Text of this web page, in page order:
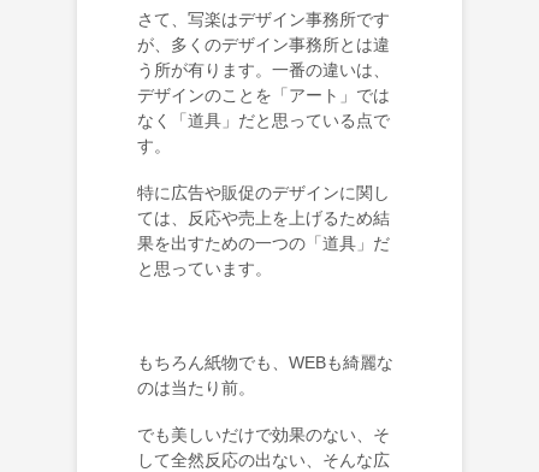
さて、写楽はデザイン事務所です
が、多くのデザイン事務所とは違
う所が有ります。一番の違いは、
デザインのことを「アート」では
なく「道具」だと思っている点で
す。
特に広告や販促のデザインに関し
ては、反応や売上を上げるため結
果を出すための一つの「道具」だ
と思っています。
もちろん紙物でも、WEBも綺麗な
のは当たり前。
でも美しいだけで効果のない、そ
して全然反応の出ない、そんな広